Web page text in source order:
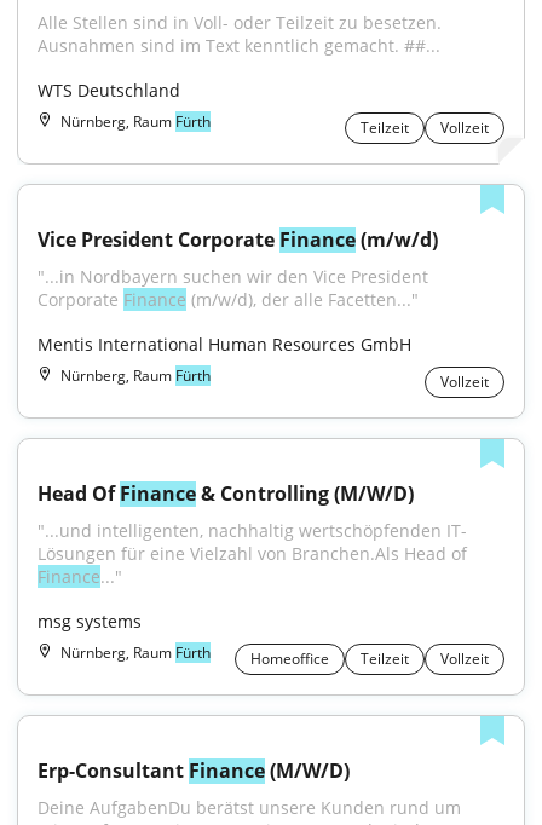
Alle Stellen sind in Voll- oder Teilzeit zu besetzen.
Ausnahmen sind im Text kenntlich gemacht. ##...
WTS Deutschland
Nürnberg, Raum Fürth Teilzeit Vollzeit
Vice President Corporate Finance (m/w/d)
"...in Nordbayern suchen wir den Vice President
Corporate Finance (m/w/d), der alle Facetten..."
Mentis International Human Resources GmbH
Nürnberg, Raum Fürth Vollzeit
Head Of Finance & Controlling (M/W/D)
"...und intelligenten, nachhaltig wertschöpfenden IT-
Finance..."
msg systems
Nürnberg, Raum Fürth Homeoffice Teilzeit Vollzeit
Erp-Consultant Finance (M/W/D)
Deine AufgabenDu berätst unsere Kunden rund um